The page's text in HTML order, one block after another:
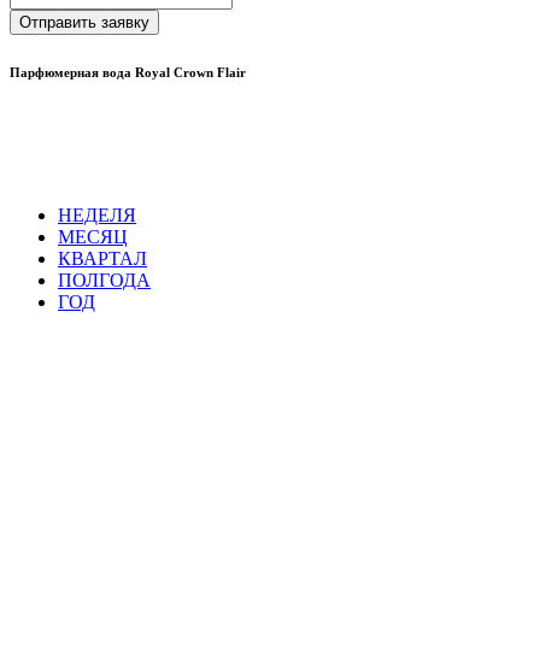
Отправить заявку
Парфюмерная вода Royal Crown Flair
НЕДЕЛЯ
МЕСЯЦ
КВАРТАЛ
ПОЛГОДА
ГОД